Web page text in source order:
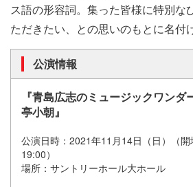
ス語の形容詞。集った皆様に特別な
ただきたい、との思いのもとに名付
公演情報
『青島広志のミュージックワン
亭小朝』
公演日時：2021年11月14日（日）（開
19:00）
場所：サントリーホール大ホール